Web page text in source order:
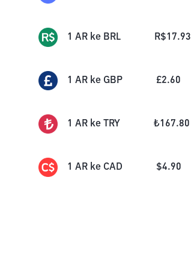
1 AR ke BRL R$17.93
1 AR ke GBP £2.60
1 AR ke TRY ₺167.80
1 AR ke CAD $4.90